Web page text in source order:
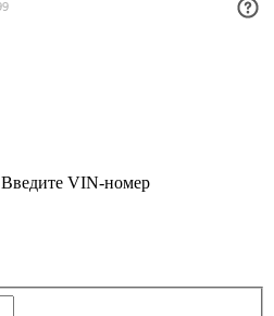
Введите VIN-номер